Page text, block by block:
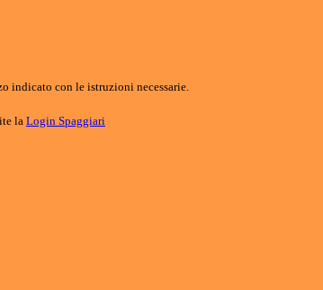
indicato con le istruzioni necessarie.
la Login Spaggiari